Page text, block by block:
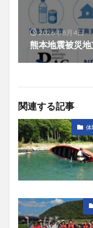
2026年8月4日
熊本地震被災
関連する記事
体